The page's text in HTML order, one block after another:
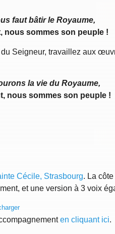
faut bâtir le Royaume,
nous sommes son peuple !
Seigneur, travaillez aux
la vie du Royaume,
nous sommes son peuple !
Cécile, Strasbourg. La côte
et une version à 3 voix
en cliquant ici.